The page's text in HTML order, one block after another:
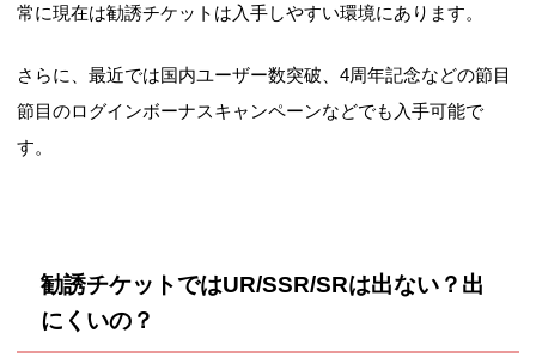
常に現在は勧誘チケットは入手しやすい環境にあります。
さらに、最近では国内ユーザー数突破、4周年記念などの節目
節目のログインボーナスキャンペーンなどでも入手可能で
す。
勧誘チケットではUR/SSR/SRは出ない？出
にくいの？